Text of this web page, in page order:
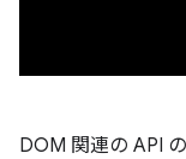
DOM 関連の API